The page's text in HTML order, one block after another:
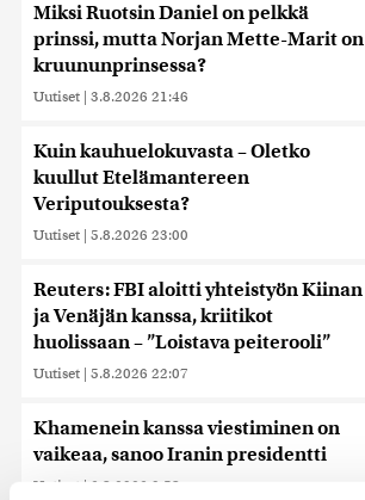
Miksi Ruotsin Daniel on pelkkä
prinssi, mutta Norjan Mette-Marit on
kruununprinsessa?
Uutiset | 3.8.2026 21:46
Kuin kauhuelokuvasta – Oletko
kuullut Etelämantereen
Veriputouksesta?
Uutiset | 5.8.2026 23:00
Reuters: FBI aloitti yhteistyön Kiinan
ja Venäjän kanssa, kriitikot
huolissaan – ”Loistava peiterooli”
Uutiset | 5.8.2026 22:07
Khamenein kanssa viestiminen on
vaikeaa, sanoo Iranin presidentti
Uutiset | 6.8.2026 0:58